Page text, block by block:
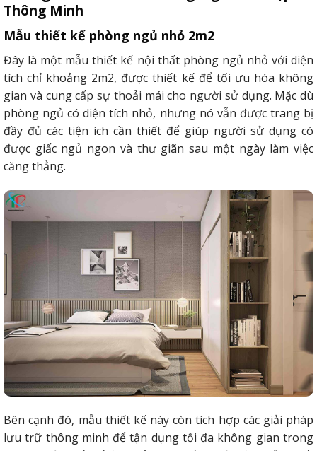
Thông Minh
Mẫu thiết kế phòng ngủ nhỏ 2m2
Đây là một mẫu thiết kế nội thất phòng ngủ nhỏ với diện
tích chỉ khoảng 2m2, được thiết kế để tối ưu hóa không
gian và cung cấp sự thoải mái cho người sử dụng. Mặc dù
phòng ngủ có diện tích nhỏ, nhưng nó vẫn được trang bị
đầy đủ các tiện ích cần thiết để giúp người sử dụng có
được giấc ngủ ngon và thư giãn sau một ngày làm việc
căng thẳng.
Bên cạnh đó, mẫu thiết kế này còn tích hợp các giải pháp
lưu trữ thông minh để tận dụng tối đa không gian trong